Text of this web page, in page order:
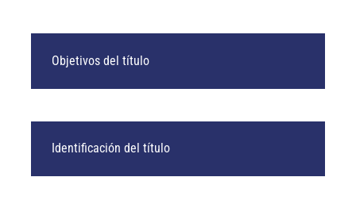
Objetivos del título
Identificación del título